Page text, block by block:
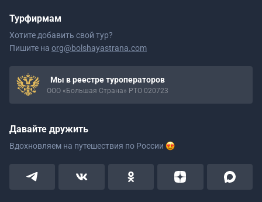
Турфирмам
Хотите добавить свой тур?
Пишите на org@bolshayastrana.com
Мы в реестре туроператоров
ООО «Большая Страна» РТО 020723
Давайте дружить
Вдохновляем на путешествия по России